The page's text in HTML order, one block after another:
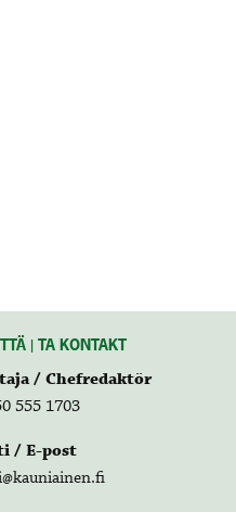
| TA KONTAKT
/ Chefredaktör
555 1703
/ E-post